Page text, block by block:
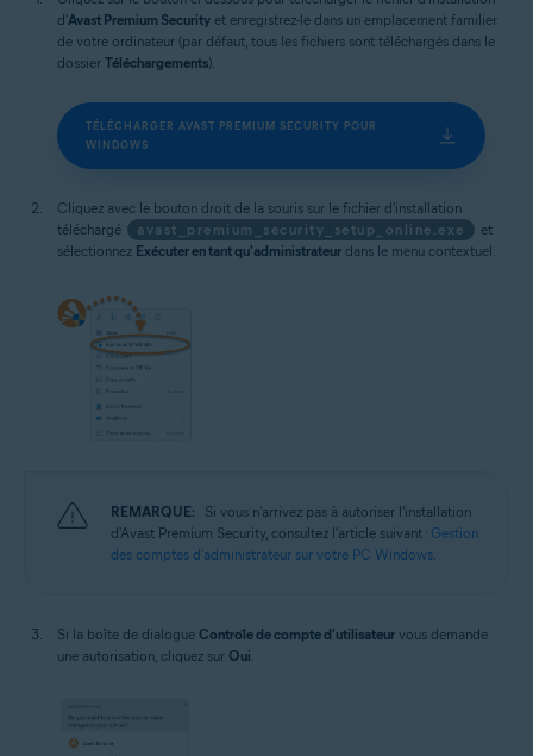
Apple macOS 10.13.x (High Sierra)
d'Avast Premium Security et enregistrez-le dans un emplacement familier
de votre ordinateur (par défaut, tous les fichiers sont téléchargés dans le
dossier Téléchargements).
TÉLÉCHARGER AVAST PREMIUM SECURITY POUR
WINDOWS
Cliquez avec le bouton droit de la souris sur le fichier d'installation
téléchargé
avast_premium_security_setup_online.exe
et
sélectionnez Exécuter en tant qu'administrateur dans le menu contextuel.
REMARQUE:
Si vous n'arrivez pas à autoriser l'installation
d'Avast Premium Security, consultez l'article suivant : Gestion
des comptes d'administrateur sur votre PC Windows.
Si la boîte de dialogue Contrôle de compte d'utilisateur vous demande
une autorisation, cliquez sur Oui.